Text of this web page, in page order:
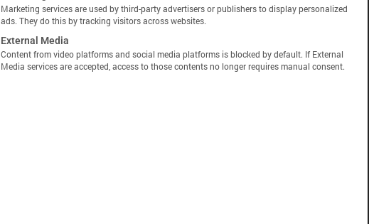
Marketing services are used by third-party advertisers or publishers to display personalized
ads. They do this by tracking visitors across websites.
External Media
Content from video platforms and social media platforms is blocked by default. If External
Media services are accepted, access to those contents no longer requires manual consent.